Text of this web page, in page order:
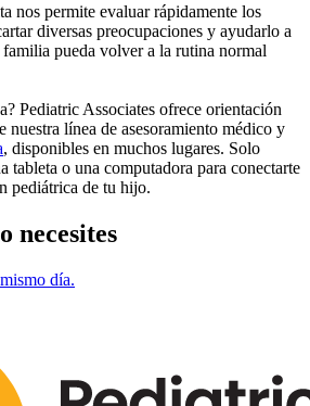
nos permite evaluar rápidamente los
diversas preocupaciones y ayudarlo a
pueda volver a la rutina normal
Pediatric Associates ofrece orientación
nuestra línea de asesoramiento médico y
, disponibles en muchos lugares. Solo
tableta o una computadora para conectarte
pediátrica de tu hijo.
necesites
día.